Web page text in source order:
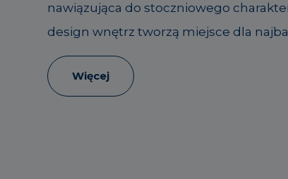
nawiązująca do stoczniowego
design wnętrz tworzą miejsce dla
Więcej